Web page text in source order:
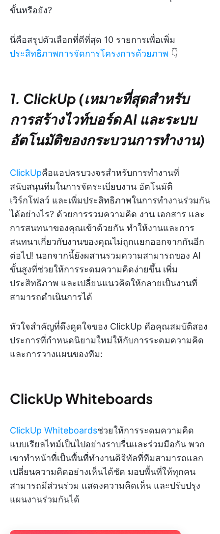
ขั้นหรือยัง?
นี่คือสรุปตัวเลือกที่ดีที่สุด 10 รายการเพื่อเพิ่ม
ประสิทธิภาพการจัดการโครงการด้วยภาพ 👇
1. ClickUp (เหมาะที่สุดสำหรับ
การสร้างไวท์บอร์ด AI และระบบ
อัตโนมัติของกระบวนการทำงาน)
ClickUpคือแอปครบวงจรสำหรับการทำงานที่
สนับสนุนทีมในการจัดระเบียบงาน อัตโนมัติ
เวิร์กโฟลว์ และเพิ่มประสิทธิภาพในการทำงานร่วมกัน
ได้อย่างไร? ด้วยการรวมความคิด งาน เอกสาร และ
การสนทนาของคุณเข้าด้วยกัน ทำให้งานและการ
สนทนาเกี่ยวกับงานของคุณไม่ถูกแยกออกจากกันอีก
ต่อไป! นอกจากนี้ยังผสานรวมความสามารถของ AI
ขั้นสูงที่ช่วยให้การระดมความคิดง่ายขึ้น เพิ่ม
ประสิทธิภาพ และเปลี่ยนแนวคิดให้กลายเป็นงานที่
สามารถดำเนินการได้
หัวใจสำคัญที่ดึงดูดใจของ ClickUp คือคุณสมบัติสอง
ประการที่กำหนดนิยามใหม่ให้กับการระดมความคิด
และการวางแผนของทีม:
ClickUp Whiteboards
ClickUp Whiteboardsช่วยให้การระดมความคิด
แบบเรียลไทม์เป็นไปอย่างราบรื่นและร่วมมือกัน พวก
เขาทำหน้าที่เป็นพื้นที่ทำงานดิจิทัลที่ทีมสามารถแลก
เปลี่ยนความคิดอย่างเห็นได้ชัด มอบพื้นที่ให้ทุกคน
สามารถมีส่วนร่วม แสดงความคิดเห็น และปรับปรุง
แผนงานร่วมกันได้